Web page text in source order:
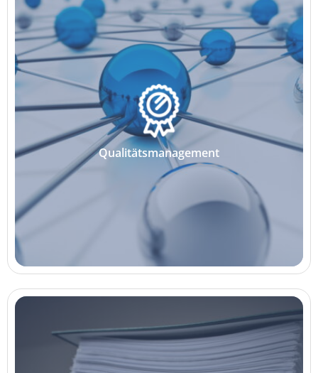
Qualitätsmanagement